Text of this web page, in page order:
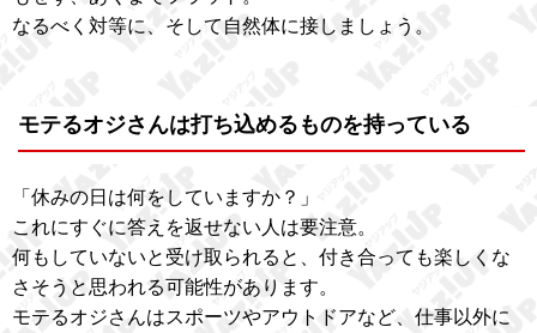
なるべく対等に、そして自然体に接しましょう。
モテるオジさんは打ち込めるものを持っている
「休みの日は何をしていますか？」
これにすぐに答えを返せない人は要注意。
何もしていないと受け取られると、付き合っても楽しくな
さそうと思われる可能性があります。
モテるオジさんはスポーツやアウトドアなど、仕事以外に